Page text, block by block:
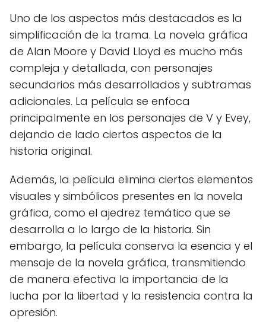
Uno de los aspectos más destacados es la
simplificación de la trama. La novela gráfica
de Alan Moore y David Lloyd es mucho más
compleja y detallada, con personajes
secundarios más desarrollados y subtramas
adicionales. La película se enfoca
principalmente en los personajes de V y Evey,
dejando de lado ciertos aspectos de la
historia original.
Además, la película elimina ciertos elementos
visuales y simbólicos presentes en la novela
gráfica, como el ajedrez temático que se
desarrolla a lo largo de la historia. Sin
embargo, la película conserva la esencia y el
mensaje de la novela gráfica, transmitiendo
de manera efectiva la importancia de la
lucha por la libertad y la resistencia contra la
opresión.